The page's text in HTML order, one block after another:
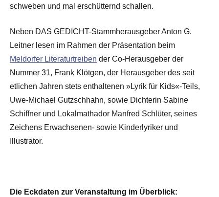
schweben und mal erschütternd schallen.
Neben DAS GEDICHT-Stammherausgeber Anton G.
Leitner lesen im Rahmen der Präsentation beim
Meldorfer Literaturtreiben der Co-Herausgeber der
Nummer 31, Frank Klötgen, der Herausgeber des seit
etlichen Jahren stets enthaltenen »Lyrik für Kids«-Teils,
Uwe-Michael Gutzschhahn, sowie Dichterin Sabine
Schiffner und Lokalmathador Manfred Schlüter, seines
Zeichens Erwachsenen- sowie Kinderlyriker und
Illustrator.
Die Eckdaten zur Veranstaltung im Überblick: